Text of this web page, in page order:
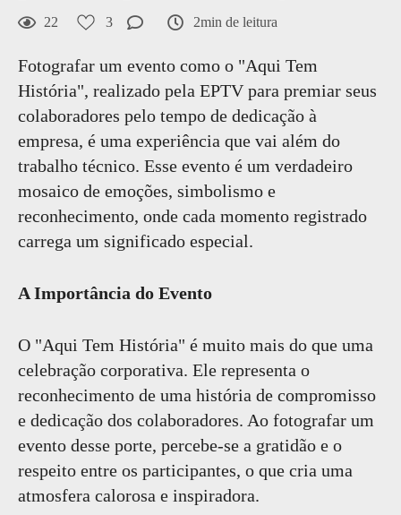
22 3 2min de leitura
Fotografar um evento como o "Aqui Tem
História", realizado pela EPTV para premiar seus
colaboradores pelo tempo de dedicação à
empresa, é uma experiência que vai além do
trabalho técnico. Esse evento é um verdadeiro
mosaico de emoções, simbolismo e
reconhecimento, onde cada momento registrado
carrega um significado especial.
A Importância do Evento
O "Aqui Tem História" é muito mais do que uma
celebração corporativa. Ele representa o
reconhecimento de uma história de compromisso
e dedicação dos colaboradores. Ao fotografar um
evento desse porte, percebe-se a gratidão e o
respeito entre os participantes, o que cria uma
atmosfera calorosa e inspiradora.